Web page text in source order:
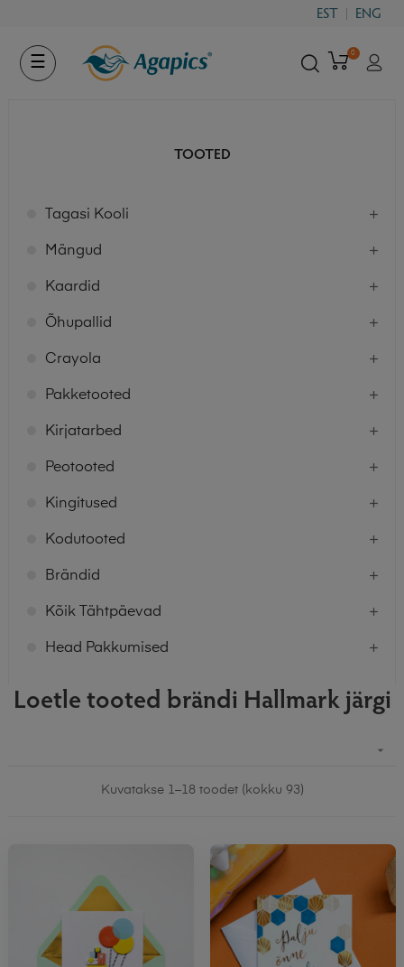
EST ENG
Toggle
navigation
☰
0
TOOTED
Tagasi Kooli
Mängud
Kaardid
Õhupallid
Crayola
Pakketooted
Kirjatarbed
Peotooted
Kingitused
Kodutooted
Brändid
Kõik Tähtpäevad
Head Pakkumised
Loetle tooted brändi Hallmark järgi

Kuvatakse 1–18 toodet (kokku 93)